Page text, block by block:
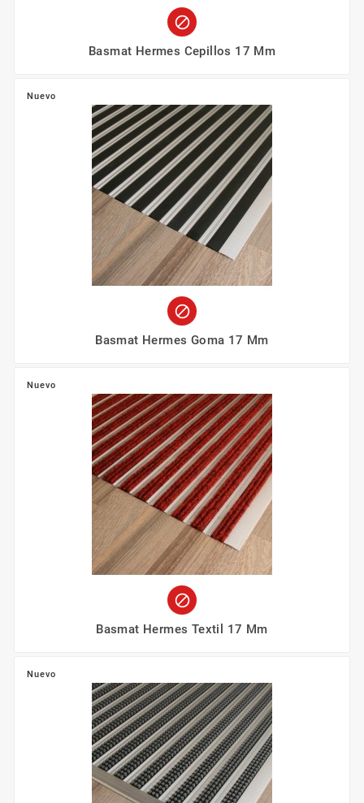

Basmat Hermes Cepillos 17 Mm
Nuevo

Basmat Hermes Goma 17 Mm
Nuevo

Basmat Hermes Textil 17 Mm
Nuevo